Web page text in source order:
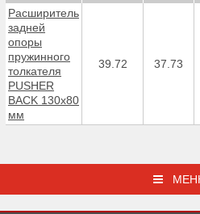
Расширитель
задней
опоры
пружинного
толкателя
PUSHER
BACK 130х80
мм
39.72 37.73